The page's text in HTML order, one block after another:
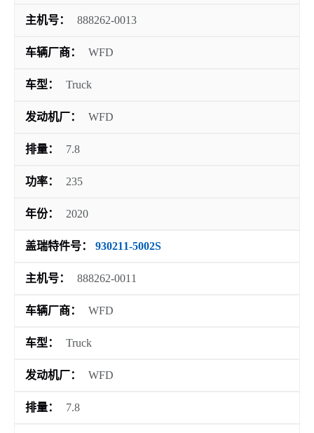
主机号： 888262-0013
车辆厂商： WFD
车型： Truck
发动机厂： WFD
排量： 7.8
功率： 235
年份： 2020
盖瑞特件号： 930211-5002S
主机号： 888262-0011
车辆厂商： WFD
车型： Truck
发动机厂： WFD
排量： 7.8